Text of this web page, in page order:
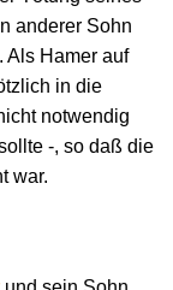
anderer Sohn
Als Hamer auf
in die
notwendig
-, so daß die
war.